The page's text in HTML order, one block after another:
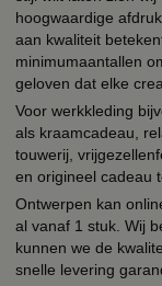
hoogwaardige
aan kwaliteit
minimumaantallen
geloven dat elke
Voor werkkleding
als kraamcadeau,
touwerij,
en origineel cadeau
Ontwerpen kan
al vanaf 1 stuk. Wij
kunnen we de
snelle levering